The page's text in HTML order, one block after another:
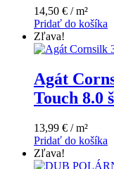
14,50 € / m²
Pridať do košíka
Zľava!
Agát
Touch 8.0
13,99 € / m²
Pridať do košíka
Zľava!